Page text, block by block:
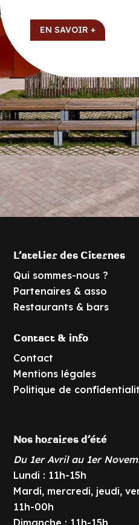
EN SAVOIR +
L’atelier des Citernes
Qui sommes-nous ?
Partenaires & asso
Restaurants & bars
Contact & info
Contact
Mentions légales
Politique de
Nos horaires d’été
Du 1er Avril au 1er
Lundi : 11h-15h
Mardi, mercredi, jeudi,
11h-00h
Dimanche : 11h-15h